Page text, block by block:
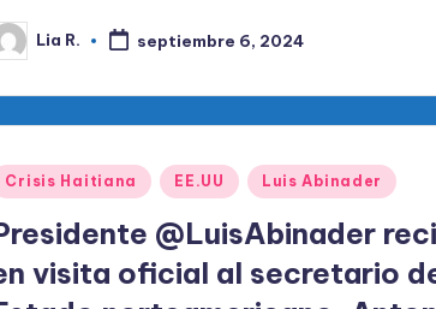
Lia R. septiembre 6, 2024
Crisis Haitiana EE.UU Luis Abinader
@LuisAbinader
visita oficial al secretario